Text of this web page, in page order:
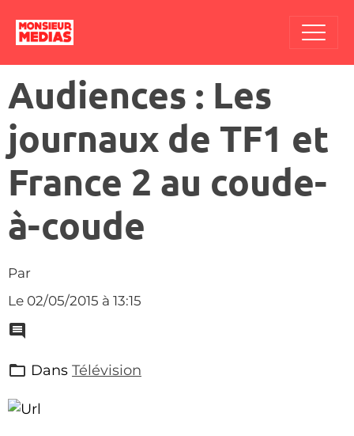
Audiences : Les
journaux de TF1 et
France 2 au coude-
à-coude
Par
Le 02/05/2015 à 13:15
Dans Télévision